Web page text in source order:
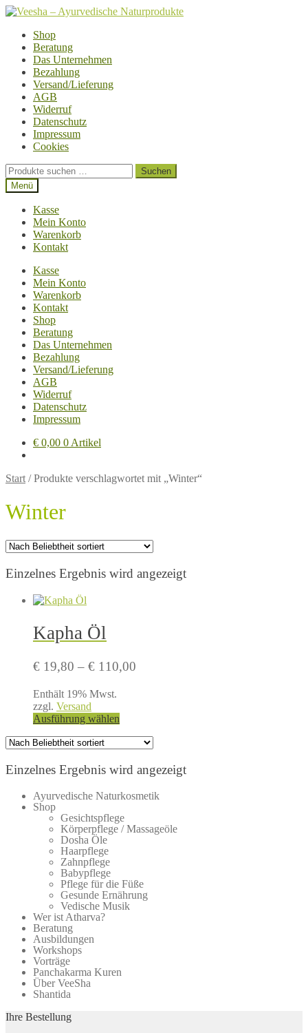
Zur
springen
Zum
springenShop
Beratung
Das Unternehmen
Bezahlung
Versand/Lieferung
AGB
Widerruf
Datenschutz
Impressum
Cookies
Suchen
nach:
Suchen
Menü
Kasse
Mein Konto
Warenkorb
Kontakt
Kasse
Mein Konto
Warenkorb
Kontakt
Shop
Beratung
Das Unternehmen
Bezahlung
Versand/Lieferung
AGB
Widerruf
Datenschutz
Impressum
€ 0,00 0 Artikel
Start /Produkte verschlagwortet mit „Winter“
Winter
Einzelnes Ergebnis wird angezeigt
Kapha Öl
€ 19,80 – € 110,00
Enthält 19% Mwst.
zzgl. Versand
Ausführung wählen
Varianten
Die
können
auf
werden
Einzelnes Ergebnis wird angezeigt
Ayurvedische Naturkosmetik
Shop
Gesichtspflege
Körperpflege / Massageöle
Dosha Öle
Haarpflege
Zahnpflege
Babypflege
Pflege für die Füße
Gesunde Ernährung
Vedische Musik
Wer ist Atharva?
Beratung
Ausbildungen
Workshops
Vorträge
Panchakarma Kuren
Über VeeSha
Shantida
Ihre Bestellung